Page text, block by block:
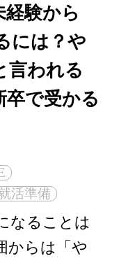
経験から
には？や
言われる
卒で受かる
活準備
なることは
からは「や